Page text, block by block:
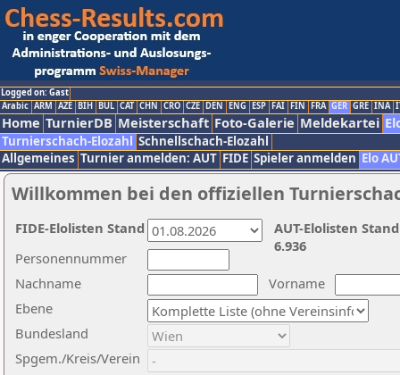
Logged on: Gast
Arabic ARM AZE BIH BUL CAT CHN CRO CZE DEN ENG ESP FAI FIN FRA GER GRE INA
Home TurnierDB Meisterschaft Foto-Galerie Meldekartei
Turnierschach-Elozahl Schnellschach-Elozahl
Allgemeines Turnier anmelden: AUT FIDE Spieler anmelden Elo
Willkommen bei den offiziellen
Nachname
Vorname
Ebene
Personennummer
Bundesland
Spgem./Kreis/Verein
AUT-Elolisten
6.936
FIDE-Elolisten Stand